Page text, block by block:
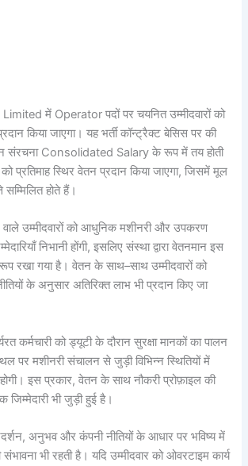
में Operator पदों पर चयनित उम्मीदवारों को
किया जाएगा। यह भर्ती कॉन्ट्रैक्ट बेसिस पर की
संरचना Consolidated Salary के रूप में तय होती
प्रतिमाह स्थिर वेतन प्रदान किया जाएगा, जिसमें मूल
होते हैं।
उम्मीदवारों को आधुनिक मशीनरी और उपकरण
निभानी होंगी, इसलिए संस्था द्वारा वेतनमान इस
रखा गया है। वेतन के साथ–साथ उम्मीदवारों को
के अनुसार अतिरिक्त लाभ भी प्रदान किए जा
कर्मचारी को ड्यूटी के दौरान सुरक्षा मानकों का पालन
पर मशीनरी संचालन से जुड़ी विभिन्न स्थितियों में
होगी। इस प्रकार, वेतन के साथ नौकरी प्रोफ़ाइल की
जिम्मेदारी भी जुड़ी हुई है।
अनुभव और कंपनी नीतियों के आधार पर भविष्य में
भी रहती है। यदि उम्मीदवार को ओवरटाइम कार्य